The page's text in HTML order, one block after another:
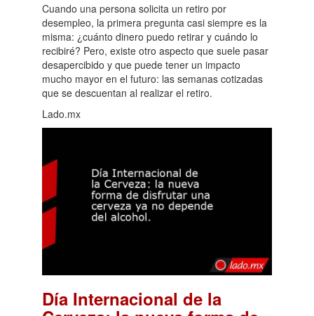
Cuando una persona solicita un retiro por
desempleo, la primera pregunta casi siempre es la
misma: ¿cuánto dinero puedo retirar y cuándo lo
recibiré? Pero, existe otro aspecto que suele pasar
desapercibido y que puede tener un impacto
mucho mayor en el futuro: las semanas cotizadas
que se descuentan al realizar el retiro.
Lado.mx
Día Internacional de la